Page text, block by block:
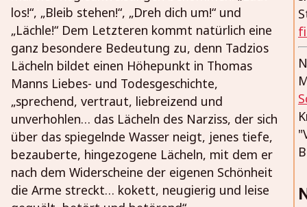
los!“, „Bleib stehen!“, „Dreh dich um!“ und
„Lächle!“ Dem Letzteren kommt natürlich eine
ganz besondere Bedeutung zu, denn Tadzios
Lächeln bildet einen Höhepunkt in Thomas
Manns Liebes- und Todesgeschichte,
„sprechend, vertraut, liebreizend und
unverhohlen… das Lächeln des Narziss, der sich
über das spiegelnde Wasser neigt, jenes tiefe,
bezauberte, hingezogene Lächeln, mit dem er
nach dem Widerscheine der eigenen Schönheit
die Arme streckt… kokett, neugierig und leise